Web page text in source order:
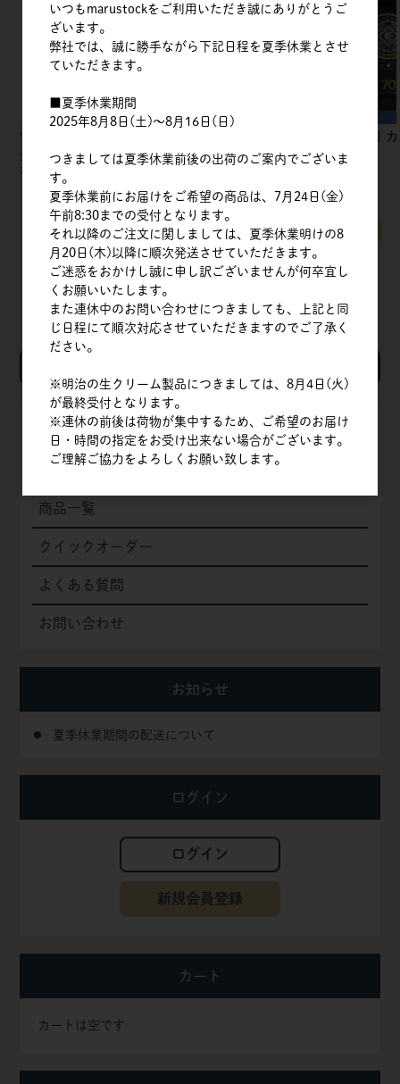
マスターマルティーニ
ジャパン | ブルネッ
ラ・クロク ドバイJP
ペーストT（皮無）スタ
不二製油 |
リー
すべてのおすすめ商品を見る
TOP
会社概要
商品一覧
クイックオーダー
よくある質問
お問い合わせ
お知らせ
夏季休業期間の配送について
ログイン
ログイン
新規会員登録
カート
カートは空です
いつもmarustockをご利用いただき誠にありがとうご
ざいます。
弊社では、誠に勝手ながら下記日程を夏季休業とさせ
ていただきます。
■夏季休業期間
2025年8月8日(土)～8月16日(日)
つきましては夏季休業前後の出荷のご案内でございま
す。
夏季休業前にお届けをご希望の商品は、7月24日(金)
午前8:30までの受付となります。
それ以降のご注文に関しましては、夏季休業明けの8
月20日(木)以降に順次発送させていただきます。
ご迷惑をおかけし誠に申し訳ございませんが何卒宜し
くお願いいたします。
また連休中のお問い合わせにつきましても、上記と同
じ日程にて順次対応させていただきますのでご了承く
ださい。
※明治の生クリーム製品につきましては、8月4日(火)
が最終受付となります。
※連休の前後は荷物が集中するため、ご希望のお届け
日・時間の指定をお受け出来ない場合がございます。
ご理解ご協力をよろしくお願い致します。